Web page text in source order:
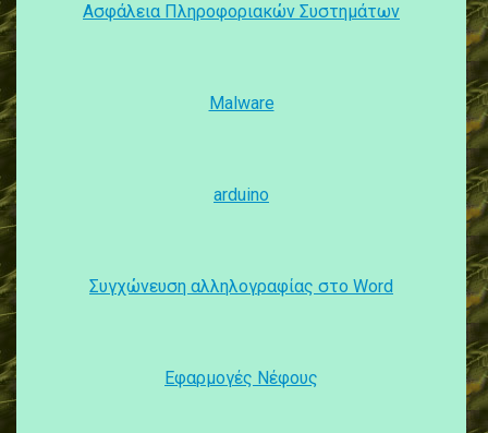
Ασφάλεια Πληροφοριακών Συστημάτων
Malware
arduino
Συγχώνευση αλληλογραφίας στο Word
Εφαρμογές Νέφους